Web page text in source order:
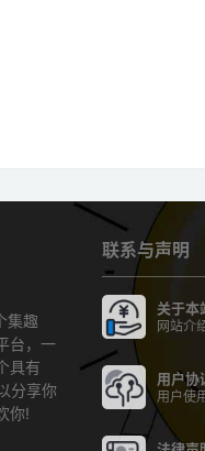
集趣
台，一
具有
分享你
你!
联系与声明
关于本
网站介
用户协
用户使